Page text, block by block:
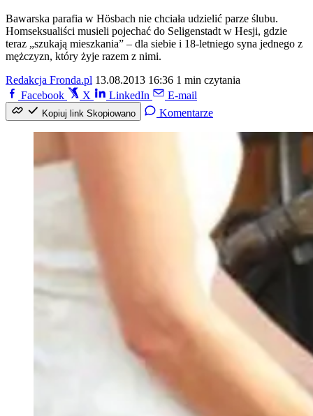
Bawarska parafia w Hösbach nie chciała udzielić parze ślubu.
Homseksualiści musieli pojechać do Seligenstadt w Hesji, gdzie
teraz „szukają mieszkania” – dla siebie i 18-letniego syna jednego z
mężczyzn, który żyje razem z nimi.
Redakcja Fronda.pl 13.08.2013 16:36 1 min czytania
Facebook
X LinkedIn E-mail
Kopiuj link Skopiowano Komentarze